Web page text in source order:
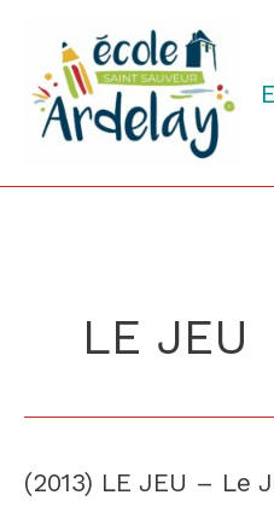
contenu
LE JEU
(2013) LE JEU – Le
(2013)